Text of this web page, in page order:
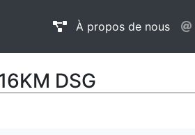
À propos de nous
DSG